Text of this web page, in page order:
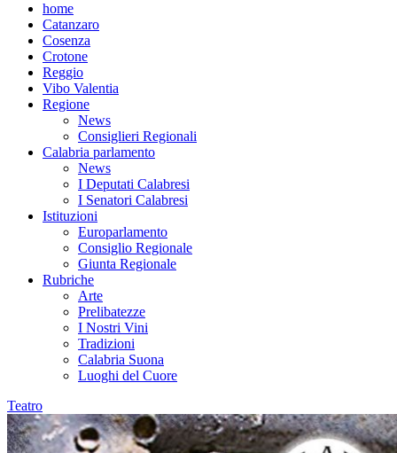
home
Catanzaro
Cosenza
Crotone
Reggio
Vibo Valentia
Regione
News
Consiglieri Regionali
Calabria parlamento
News
I Deputati Calabresi
I Senatori Calabresi
Istituzioni
Europarlamento
Consiglio Regionale
Giunta Regionale
Rubriche
Arte
Prelibatezze
I Nostri Vini
Tradizioni
Calabria Suona
Luoghi del Cuore
Teatro